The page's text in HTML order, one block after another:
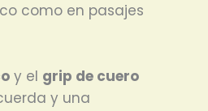
como en pasajes
y el grip de cuero
y una